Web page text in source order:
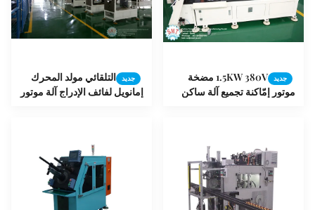
جديد
1.5KW 380V مضخة
موتور إمّاكنة تجميع آلة ساكن
جديد
التلقائي مولد المحرك
إمانويل لفائف الإدراج آلة موتور